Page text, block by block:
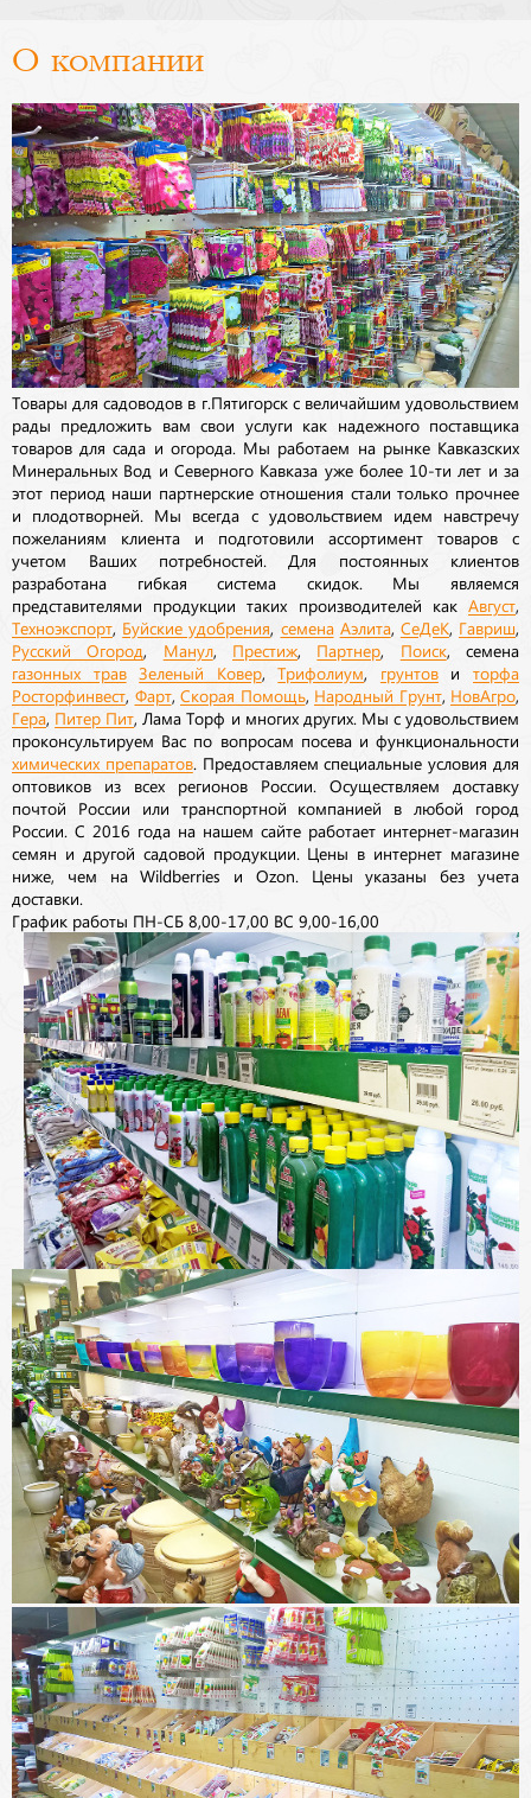
О компании
Товары для садоводов в г.Пятигорск с величайшим удовольствием
рады предложить вам свои услуги как надежного поставщика
товаров для сада и огорода. Мы работаем на рынке Кавказских
Минеральных Вод и Северного Кавказа уже более 10-ти лет и за
этот период наши партнерские отношения стали только прочнее
и плодотворней. Мы всегда с удовольствием идем навстречу
пожеланиям клиента и подготовили ассортимент товаров с
учетом Ваших потребностей. Для постоянных клиентов
разработана гибкая система скидок. Мы являемся
представителями продукции таких производителей как Август
Техноэкспорт Буйские удобрения семена Аэлита, СеДеК Гавриш
Русский Огород Манул, Престиж Партнер Поиск, семена
газонных трав Зеленый Ковер,Трифолиум грунтовиторфа
Росторфинвест Фарт, Скорая Помощь Народный Грунт, НовАгро
Гера Питер Пит , Лама Торф и многих других. Мы с удовольствием
проконсультируем Вас по вопросам посева и функциональности
химических препаратов. Предоставляем специальные условия для
оптовиков из всех регионов России. Осуществляем доставку
почтой России или транспортной компанией в любой город
России. С 2016 года на нашем сайте работает интернет-магазин
семян и другой садовой продукции. Цены в интернет магазине
ниже, чем на Wildberries и Ozon. Цены указаны без учета
доставки.
График работы ПН-СБ 8,00-17,00 ВС 9,00-16,00